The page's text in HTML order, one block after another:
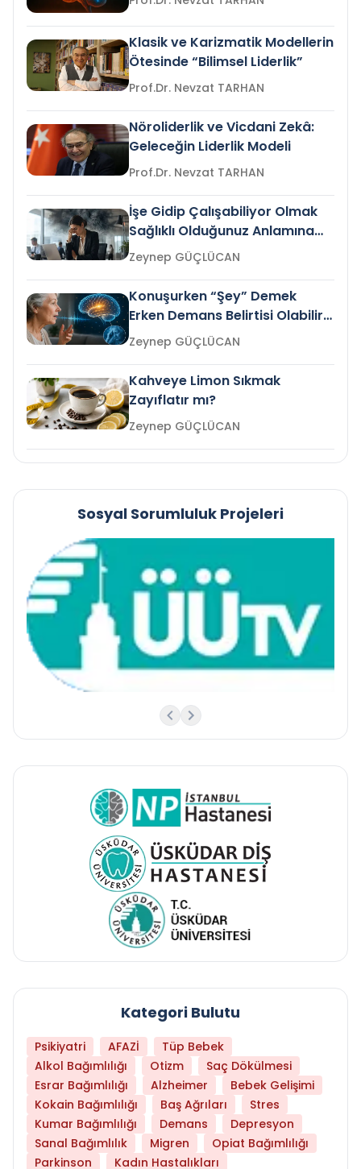
Klasik ve Karizmatik Modellerin
Ötesinde “Bilimsel Liderlik”
Prof.Dr. Nevzat TARHAN
Nöroliderlik ve Vicdani Zekâ:
Geleceğin Liderlik Modeli
Prof.Dr. Nevzat TARHAN
İşe Gidip Çalışabiliyor Olmak
Sağlıklı Olduğunuz Anlamına
Gelir mi?Zeynep GÜÇLÜCAN
Konuşurken “Şey” Demek
Erken Demans Belirtisi Olabilir
mi?
Zeynep GÜÇLÜCAN
Kahveye Limon Sıkmak
Zayıflatır mı?
Zeynep GÜÇLÜCAN
Sosyal Sorumluluk Projeleri
Kategori Bulutu
Psikiyatri AFAZİ
Tüp Bebek
Alkol Bağımlılığı
Otizm
Saç Dökülmesi
Esrar Bağımlılığı
Alzheimer
Bebek Gelişimi
Kokain Bağımlılığı
Baş Ağrıları
Stres
Kumar Bağımlılığı
Demans
Depresyon
Sanal Bağımlılık
Migren
Opiat Bağımlılığı
Parkinson
Kadın Hastalıkları